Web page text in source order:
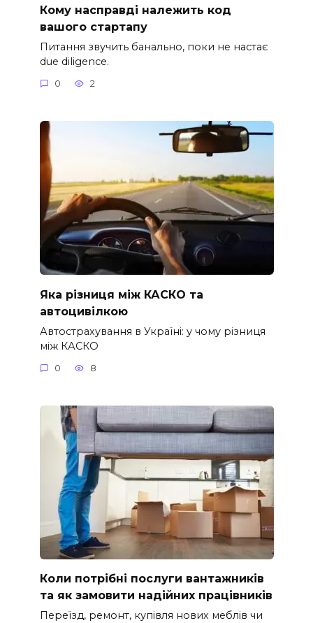
Кому насправді належить код
вашого стартапу
Питання звучить банально, поки не настає
due diligence.
0 2
Яка різниця між КАСКО та
автоцивілкою
Автострахування в Україні: у чому різниця
між КАСКО
0 8
Коли потрібні послуги вантажників
та як замовити надійних працівників
Переїзд, ремонт, купівля нових меблів чи